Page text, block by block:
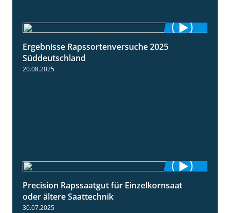
Ergebnisse Rapssortenversuche 2025
Süddeutschland
20.08.2025
2:05
Precision Rapssaatgut für Einzelkornsaat
oder ältere Saattechnik
30.07.2025